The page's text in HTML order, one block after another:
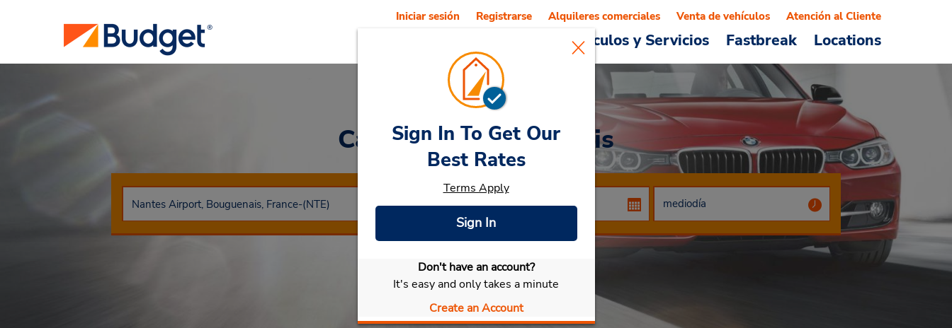
Vehículos y Servicios Fastbreak Locations
Iniciar sesión Registrarse Alquileres comerciales Venta de vehículos Atención al Cliente
Car RentalBouguenais
Seleccionar mi vehículo
Sign In To Get Our
Best Rates
Terms Apply
Sign In
Don't have an account?
It's easy and only takes a minute
Create an Account